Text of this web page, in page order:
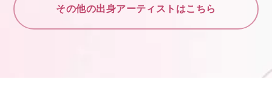
その他の出身アーティストはこちら